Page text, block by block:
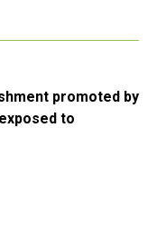
promoted by
to